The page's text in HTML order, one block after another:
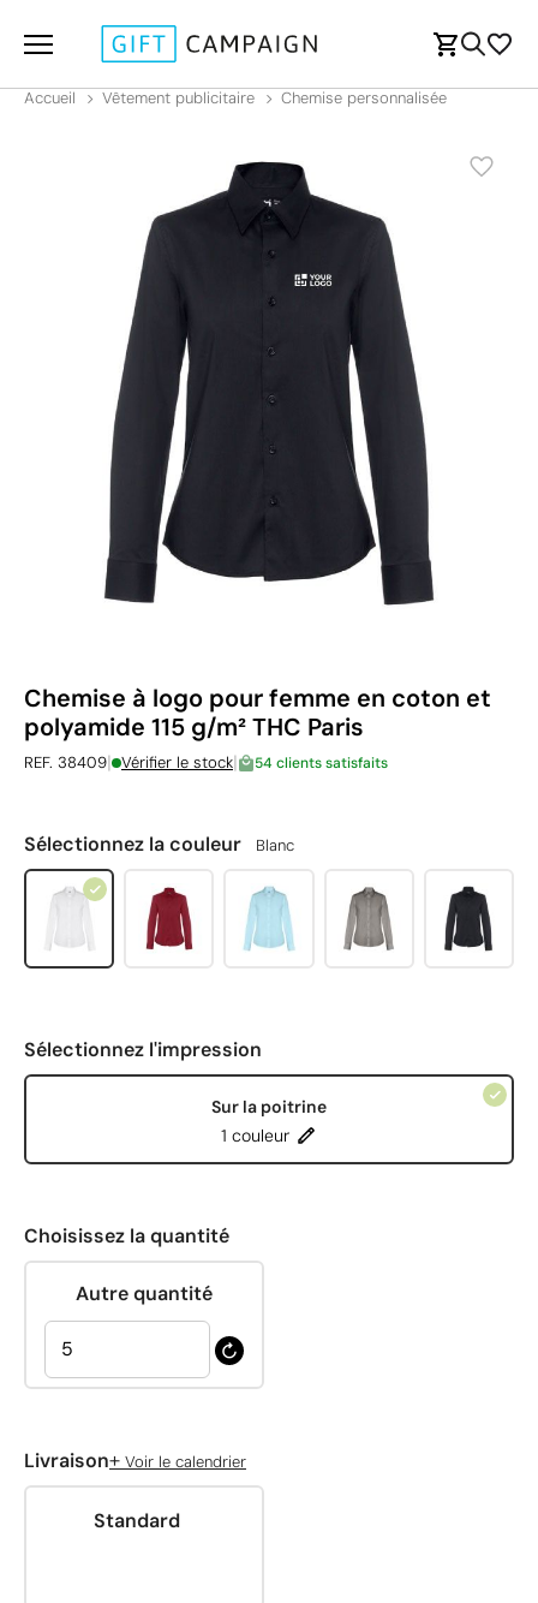
Accueil Vêtement publicitaire Chemise personnalisée
Chemise à logo pour femme en coton et
polyamide 115 g/m² THC Paris
REF. 38409| Vérifier le stock| 54 clients satisfaits
Sélectionnez la couleur Blanc
Sélectionnez l'impression
Sur la poitrine
1 couleur
Choisissez la quantité
Autre quantité
Livraison+ Voir le calendrier
Standard